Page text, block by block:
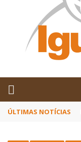
ÚLTIMAS NOTÍCIAS